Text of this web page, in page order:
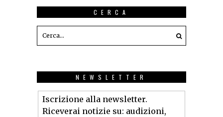
CERCA
NEWSLETTER
Iscrizione alla newsletter.
Riceverai notizie su: audizioni,